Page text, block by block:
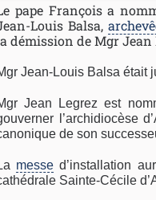
pape François a
Louis Balsa,
démission de Mgr Jean
Jean-Louis Balsa était
Jean Legrez est
l’archidiocèse
de son
messe d’installation
Sainte-Cécile